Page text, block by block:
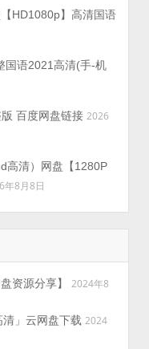
HD1080p】高清国语
国语2021高清(手-机
版 百度网盘链接 2026
高清）网盘【1280P
年8月8日
资源分享】
2024年8
清」云网盘下载 2024